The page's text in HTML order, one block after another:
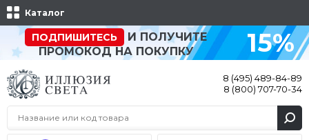
Каталог
ПОДПИШИТЕСЬ
И ПОЛУЧИТЕ
ПРОМОКОД НА ПОКУПКУ
15%
8 (495) 489-84-89
8 (800) 707-70-34